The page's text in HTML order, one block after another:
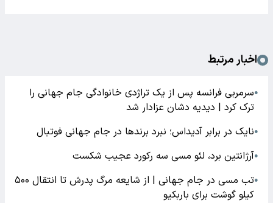
اخبار مرتبط
●سرمربی فرانسه پس از یک تراژدی خانوادگی جام جهانی را
ترک کرد | دیدیه دشان عزادار شد
●نایک در برابر آدیداس؛ نبرد برندها در جام جهانی فوتبال
●آرژانتین برد، لئو مسی سه رکورد عجیب شکست
●
تب مسی در جام جهانی | از شایعه مرگ پدرش تا انتقال ۵۰۰
کیلو گوشت برای باربکیو